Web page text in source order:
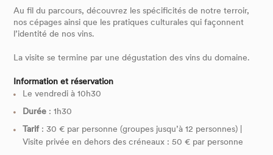
Au fil du parcours, découvrez les spécificités de notre terroir,
nos cépages ainsi que les pratiques culturales qui façonnent
l’identité de nos vins.
La visite se termine par une dégustation des vins du domaine.
Information et réservation
Le vendredi à 10h30
Durée : 1h30
Tarif: 30 € par personne (groupes jusqu’à 12 personnes) |
Visite privée en dehors des créneaux : 50 € par personne